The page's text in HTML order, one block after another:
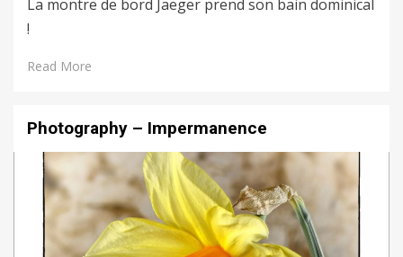
La montre de bord Jaeger prend son bain dominical
!
Read More
Photography – Impermanence